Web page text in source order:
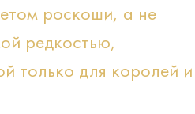
роскоши, а не
редкостью,
только для королей и